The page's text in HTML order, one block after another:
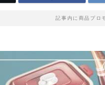
記事内に商品プロ